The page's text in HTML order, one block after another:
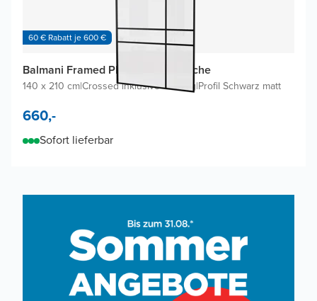
60 € Rabatt je 600 €
Balmani Framed Plus Walk-in Dusche
140 x 210 cm|Crossed inklusive Coating|Profil Schwarz matt
660,-
Sofort lieferbar